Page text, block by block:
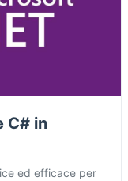
C# in
ed efficace per